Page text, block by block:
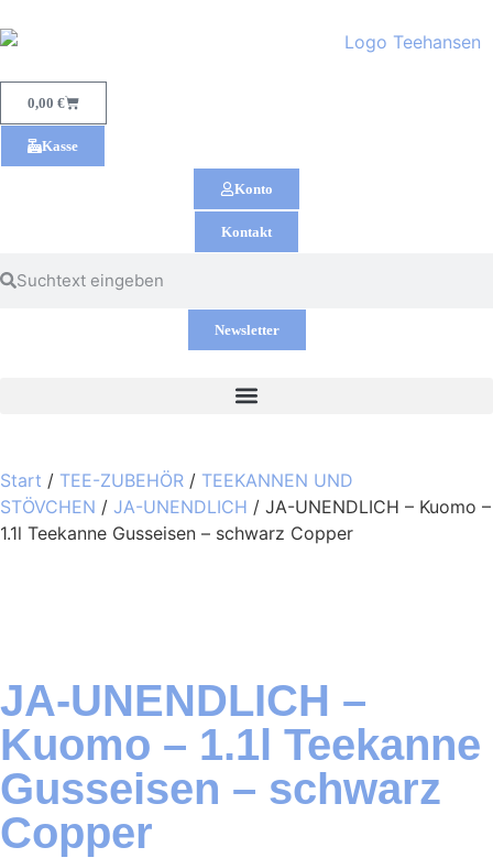
0,00 €
Kasse
Konto
Kontakt
Newsletter
Start / TEE-ZUBEHÖR / TEEKANNEN UND
STÖVCHEN / JA-UNENDLICH / JA-UNENDLICH – Kuomo –
1.1l Teekanne Gusseisen – schwarz Copper
JA-UNENDLICH –
Kuomo – 1.1l Teekanne
Gusseisen – schwarz
Copper